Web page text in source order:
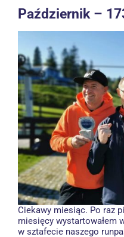
Październik –
Ciekawy miesiąc. Po raz
miesięcy wystartowałem
w sztafecie naszego